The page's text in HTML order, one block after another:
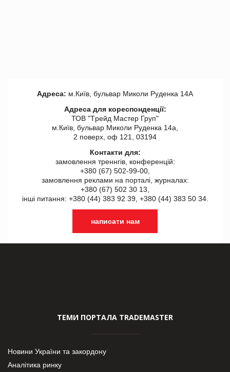
Адреса: м.Київ, бульвар Миколи Руденка 14А
Адреса для кореспонденції:
ТОВ "Tрейд Мастер Груп"
м.Київ, бульвар Миколи Руденка 14а,
2 поверх, оф 121, 03194
Контакти для:
замовлення треннгів, конференцій:
+380 (67) 502-99-00,
замовлення реклами на порталі, журналах:
+380 (67) 502 30 13,
інші питання: +380 (44) 383 92 39, +380 (44) 383 50 34.
написати нам
ТЕМИ ПОРТАЛА TRADEMASTER
Новини України та закордону
Аналітика ринку